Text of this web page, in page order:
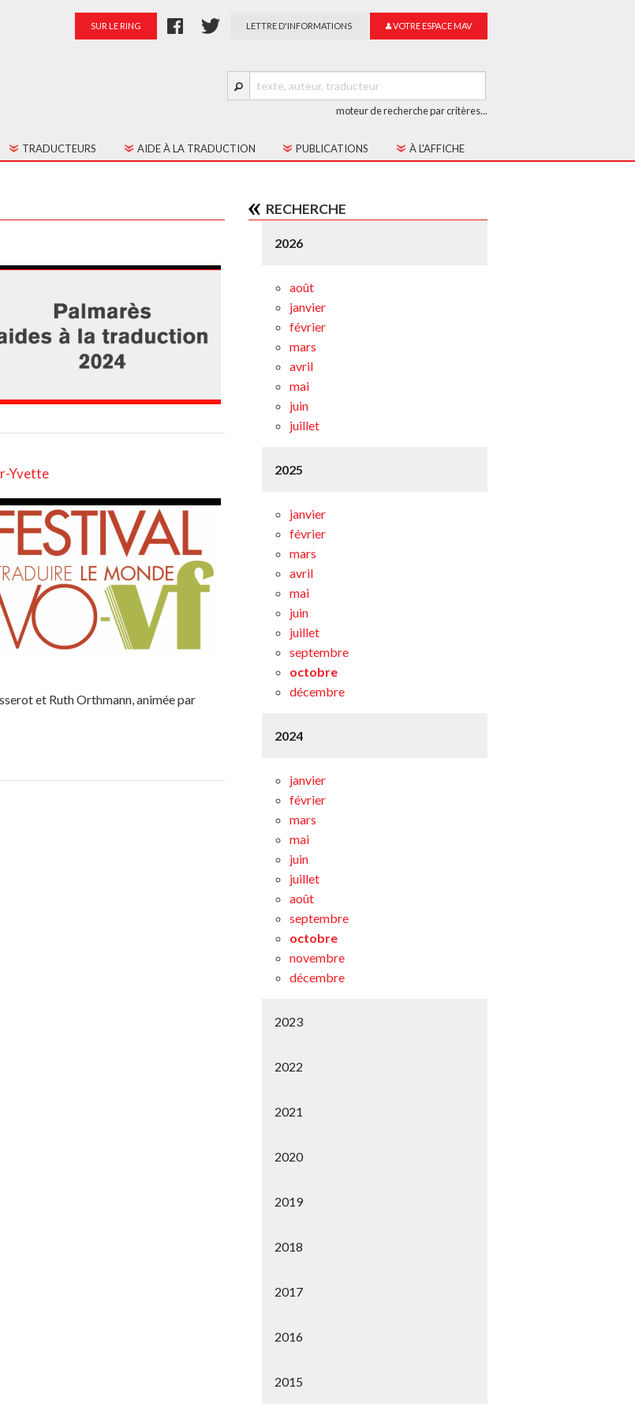
SUR LE RING LETTRE D'INFORMATIONS VOTRE ESPACE MAV
moteur de recherche par critères...
TRADUCTEURS AIDE À LA TRADUCTION PUBLICATIONS
GUIDE DU SUR-TITRAGE
LES COLLECTIONS
À L'AFFICHE
Yvette
et Ruth Orthmann, animée par
RECHERCHE
2026
août
janvier
février
mars
avril
mai
juin
juillet
2025
janvier
février
mars
avril
mai
juin
juillet
septembre
octobre
décembre
2024
janvier
février
mars
mai
juin
juillet
août
septembre
octobre
novembre
décembre
2023
2022
2021
2020
2019
2018
2017
2016
2015